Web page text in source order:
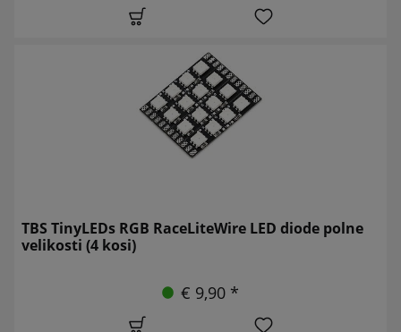
TBS TinyLEDs RGB RaceLiteWire LED diode polne
velikosti (4 kosi)
€ 9,90 *